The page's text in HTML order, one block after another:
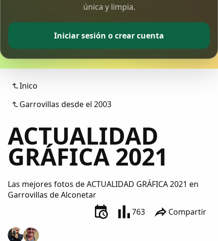
Comunidad
Colaboradores
AlkoTV
Periódico Alconétar
Idiosincrasia
Diccionario
única y limpia.
Iniciar sesión o crear cuenta
Inico
Garrovillas desde el 2003
ACTUALIDAD
GRÁFICA 2021
Las mejores fotos de ACTUALIDAD GRÁFICA 2021 en
Garrovillas de Alconetar
763
Compartir